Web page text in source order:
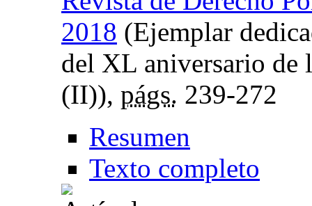
2018 (Ejemplar
del XL aniversario de
(II)), págs. 239-272
Resumen
Texto completo